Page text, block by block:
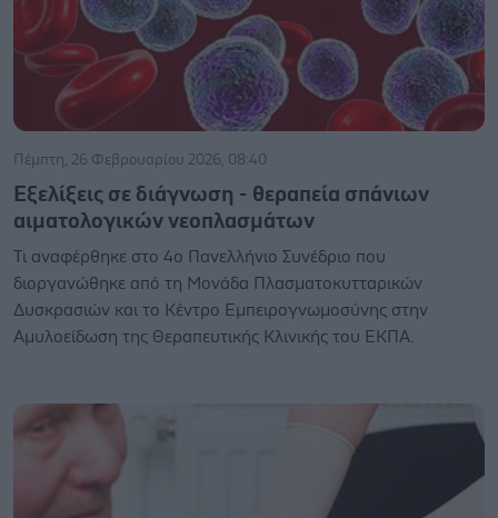
Πέμπτη, 26 Φεβρουαρίου 2026, 08:40
Εξελίξεις σε διάγνωση - θεραπεία σπάνιων
αιματολογικών νεοπλασμάτων
Τι αναφέρθηκε στο 4ο Πανελλήνιο Συνέδριο που
διοργανώθηκε από τη Μονάδα Πλασματοκυτταρικών
Δυσκρασιών και το Κέντρο Εμπειρογνωμοσύνης στην
Αμυλοείδωση της Θεραπευτικής Κλινικής του ΕΚΠΑ.